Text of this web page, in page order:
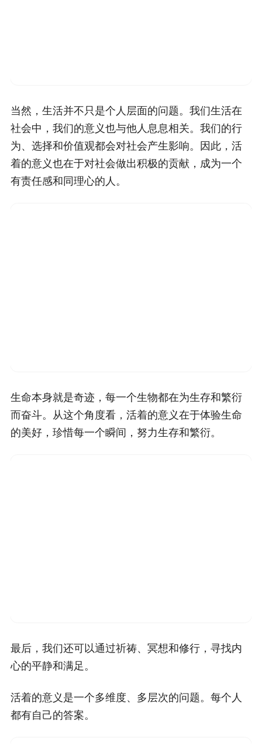
当然，生活并不只是个人层面的问题。我们生活在
社会中，我们的意义也与他人息息相关。我们的行
为、选择和价值观都会对社会产生影响。因此，活
着的意义也在于对社会做出积极的贡献，成为一个
有责任感和同理心的人。
生命本身就是奇迹，每一个生物都在为生存和繁衍
而奋斗。从这个角度看，活着的意义在于体验生命
的美好，珍惜每一个瞬间，努力生存和繁衍。
最后，我们还可以通过祈祷、冥想和修行，寻找内
心的平静和满足。
活着的意义是一个多维度、多层次的问题。每个人
都有自己的答案。